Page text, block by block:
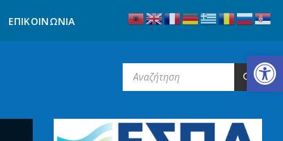
Ανοίξτε τη γραμμή εργαλείων
ΕΠΙΚΟΙΝΩΝΊΑ